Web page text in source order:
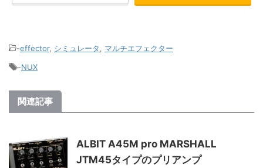
-effector, シミュレータ
マルチエフェクター
-NUX
関連記事
ALBIT A45M pro MARSHALL
JTM45タイプのプリアンプ